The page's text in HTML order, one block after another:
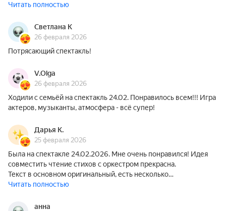
Читать полностью
Светлана К
26 февраля 2026
Потрясающий спектакль!
V.Olga
26 февраля 2026
Ходили с семьёй на спектакль 24.02. Понравилось всем!!! Игра
актеров, музыканты, атмосфера - всё супер!
Дарья К.
25 февраля 2026
Была на спектакле 24.02.2026. Мне очень понравился! Идея
совместить чтение стихов с оркестром прекрасна.
Текст в основном оригинальный, есть несколько…
Читать полностью
анна